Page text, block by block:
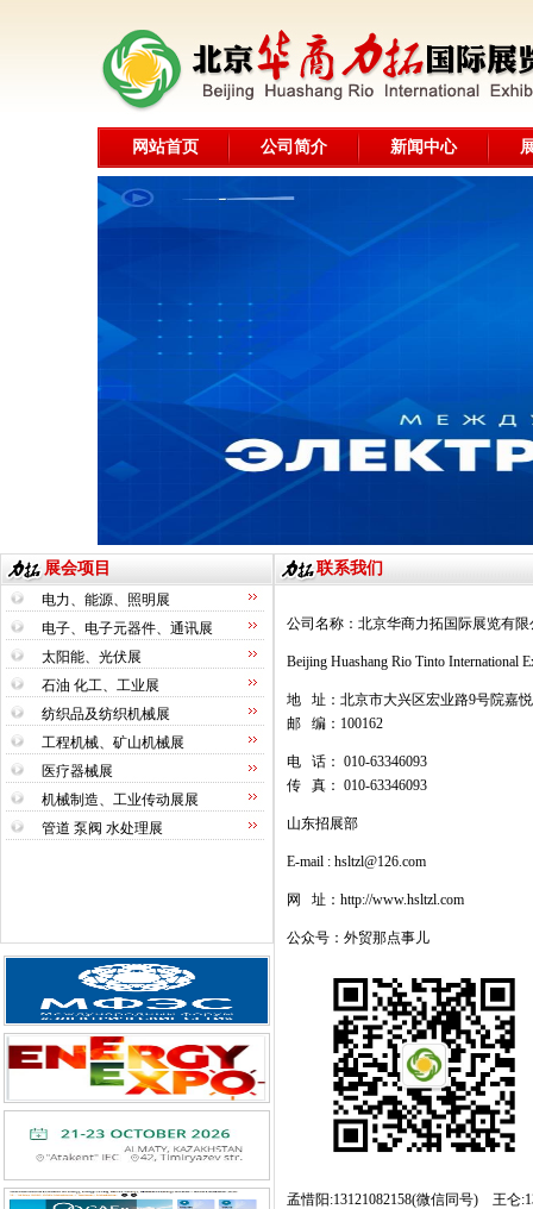
网站首页 公司简介 新闻中心
展会项目
电力、能源、照明展
电子、电子元器件、通讯展
太阳能、光伏展
石油 化工、工业展
纺织品及纺织机械展
工程机械、矿山机械展
医疗器械展
机械制造、工业传动展展
管道 泵阀 水处理展
联系我们
公司名称：北京华商力拓国际展览有限
Beijing Huashang Rio Tinto International
地 址：北京市大兴区宏业路9号院嘉
邮 编：100162
电 话： 010-63346093
传 真： 010-63346093
山东招展部
E-mail : hsltzl@126.com
网 址： http://www.hsltzl.com
公众号：外贸那点事儿
孟惜阳:13121082158(微信同号) 王仑